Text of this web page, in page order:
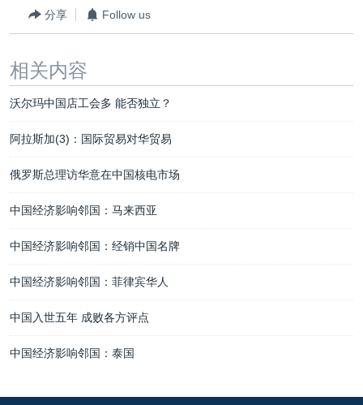
分享 Follow us
相关内容
沃尔玛中国店工会多 能否独立？
阿拉斯加(3)：国际贸易对华贸易
俄罗斯总理访华意在中国核电市场
中国经济影响邻国：马来西亚
中国经济影响邻国：经销中国名牌
中国经济影响邻国：菲律宾华人
中国入世五年 成败各方评点
中国经济影响邻国：泰国